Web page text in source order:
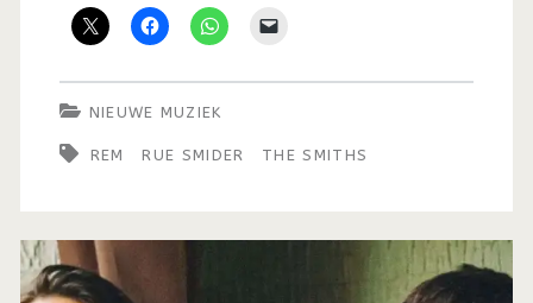
NIEUWE MUZIEK
REM RUE SMIDER THE SMITHS